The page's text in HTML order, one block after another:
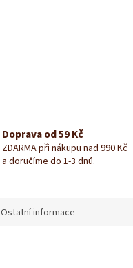
Doprava od 59 Kč
ZDARMA při nákupu nad 990 Kč
a doručíme do 1-3 dnů.
Ostatní informace